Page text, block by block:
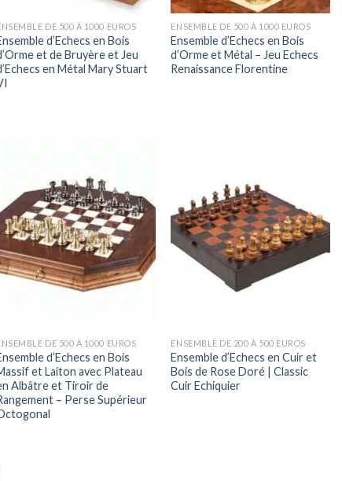
DE 500 À 1000 EUROS
d’Echecs en Bois
et de Bruyère et Jeu
en Métal Mary Stuart
ENSEMBLE DE 500 À 1000 EUROS
Ensemble d’Echecs en Bois
d’Orme et Métal – Jeu Echecs
Renaissance Florentine
DE 500 À 1000 EUROS
d’Echecs en Bois
et Laiton avec Plateau
Albâtre et Tiroir de
– Perse Supérieur
ENSEMBLE DE 200 À 500 EUROS
Ensemble d’Echecs en Cuir et
Bois de Rose Doré | Classic
Cuir Echiquier